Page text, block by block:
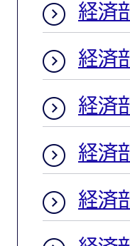
経済
経済
経済
経済
経済